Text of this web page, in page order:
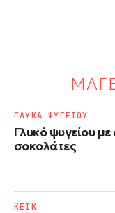
Γλυκό ψυγείου
σοκολάτες
ΓΛΥΚΑ ΨΥΓΕΙΟΥ
ΚΕΙΚ